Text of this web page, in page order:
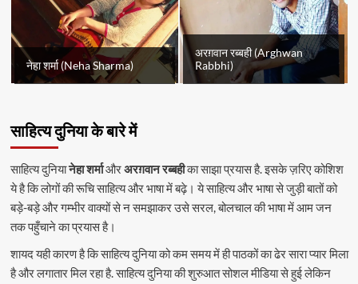
नेहा शर्मा (Neha Sharma)
अरग़वान रब्बही (Arghwan
Rabbhi)
साहित्य दुनिया के बारे में
साहित्य दुनियानेहा शर्माऔरअरग़वान रब्बहीका साझा प्रयास है. इसके ज़रिए कोशिश
ये है कि लोगों की रूचि साहित्य और भाषा में बढ़े। ये साहित्य और भाषा से जुड़ी बातों को
बड़े-बड़े और गम्भीर वाक्यों से न समझाकर उसे सरल, बोलचाल की भाषा में आम जन
तक पहुँचाने का प्रयास है।
शायद यही कारण है कि साहित्य दुनिया को कम समय में ही पाठकों का ढेर सारा प्यार मिला
है और लगातार मिल रहा है. साहित्य दुनिया की शुरुआत सोशल मीडिया से हुई लेकिन